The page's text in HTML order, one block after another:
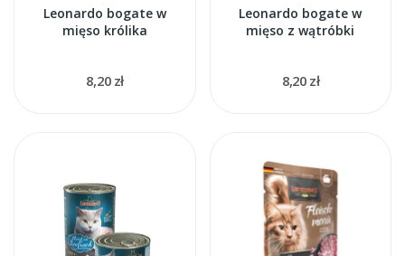
Leonardo bogate w
mięso królika
8,20 zł
Leonardo bogate w
mięso z wątróbki
8,20 zł